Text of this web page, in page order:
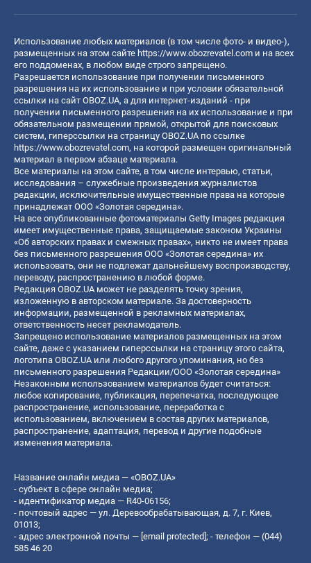
Использование любых материалов (в том числе фото- и видео-),
размещенных на этом сайте https://www.obozrevatel.com и на всех
его поддоменах, в любом виде строго запрещено.
Разрешается использование при получении письменного
разрешения на их использование и при условии обязательной
ссылки на сайт OBOZ.UA, а для интернет-изданий - при
получении письменного разрешения на их использование и при
обязательном размещении прямой, открытой для поисковых
систем, гиперссылки на страницу OBOZ.UA по ссылке
https://www.obozrevatel.com, на которой размещен оригинальный
материал в первом абзаце материала.
Все материалы на этом сайте, в том числе интервью, статьи,
исследования – служебные произведения журналистов
редакции, исключительные имущественные права на которые
принадлежат ООО «Золотая середина».
На все опубликованные фотоматериалы Getty Images редакция
имеет имущественные права, защищаемые законом Украины
«Об авторских правах и смежных правах», никто не имеет права
без письменного разрешения ООО «Золотая середина» их
использовать, они не подлежат дальнейшему воспроизводству,
переводу, распространению в любой форме.
Редакция OBOZ.UA может не разделять точку зрения,
изложенную в авторском материале. За достоверность
информации, размещенной в рекламных материалах,
ответственность несет рекламодатель.
Запрещено использование материалов размещенных на этом
сайте, даже с указанием гиперссылки на страницу этого сайта,
логотипа OBOZ.UA или любого другого упоминания, но без
письменного разрешения Редакции/ООО «Золотая середина»
Незаконным использованием материалов будет считаться:
любое копирование, публикация, перепечатка, последующее
распространение, использование, переработка с
использованием, включением в состав других материалов,
распространение, адаптация, перевод и другие подобные
изменения материала.
Название онлайн медиа — «OBOZ.UA»
- субъект в сфере онлайн медиа;
- идентификатор медиа — R40-06156;
- почтовый адрес — ул. Деревообрабатывающая, д. 7, г. Киев,
01013;
- адрес электронной почты — [email protected]; - телефон — (044)
585 46 20